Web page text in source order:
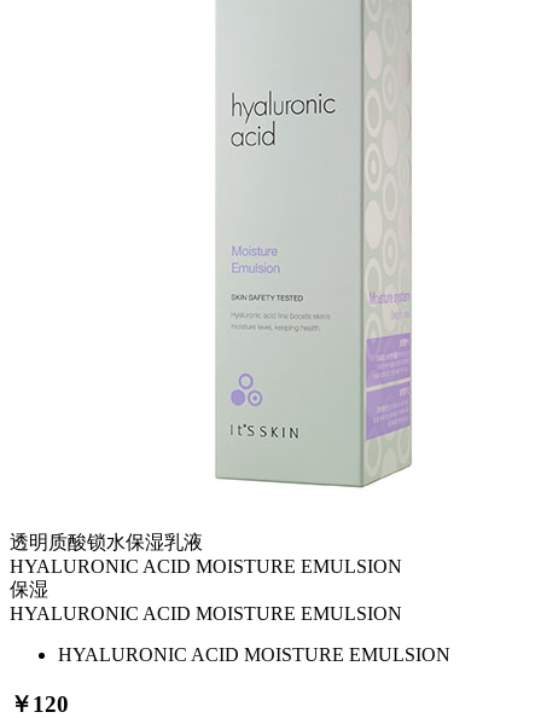
透明质酸锁水保湿乳液
HYALURONIC ACID MOISTURE EMULSION
保湿
HYALURONIC ACID MOISTURE EMULSION
HYALURONIC ACID MOISTURE EMULSION
￥120